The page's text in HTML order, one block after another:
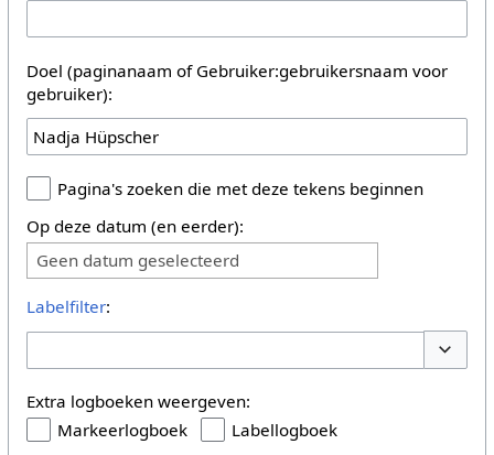
Doel (paginanaam of Gebruiker:gebruikersnaam voor
gebruiker):
Pagina's zoeken die met deze tekens beginnen
Op deze datum (en eerder):
Geen datum geselecteerd
Labelfilter:
Extra logboeken weergeven:
Markeerlogboek
Labellogboek